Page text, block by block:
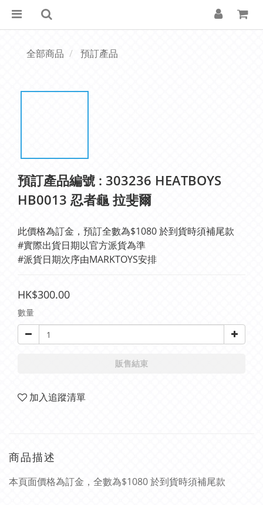
全部商品 預訂產品
預訂產品編號 : 303236 HEATBOYS
HB0013 忍者龜 拉斐爾
此價格為訂金，預訂全數為$1080 於到貨時須補尾款
#實際出貨日期以官方派貨為準
#派貨日期次序由MARKTOYS安排
HK$300.00
數量
販售結束
加入追蹤清單
商品描述
本頁面價格為訂金，全數為$1080 於到貨時須補尾款